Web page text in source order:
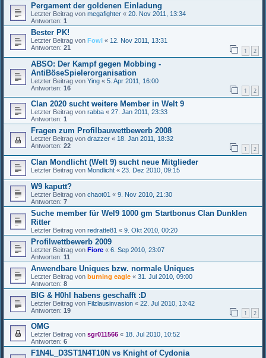
Pergament der goldenen Einladung
Letzter Beitrag von megafighter « 20. Nov 2011, 13:34
Antworten: 1
Bester PK!
Letzter Beitrag von Fowl « 12. Nov 2011, 13:31
Antworten: 21 1 2
ABSO: Der Kampf gegen Mobbing -
AntiBöseSpielerorganisation
Letzter Beitrag von Ying « 5. Apr 2011, 16:00
Antworten: 16 1 2
Clan 2020 sucht weitere Member in Welt 9
Letzter Beitrag von rabba « 27. Jan 2011, 23:33
Antworten: 1
Fragen zum Profilbauwettbewerb 2008
Letzter Beitrag von drazzer « 18. Jan 2011, 18:32
Antworten: 22 1 2
Clan Mondlicht (Welt 9) sucht neue Mitglieder
Letzter Beitrag von Mondlicht « 23. Dez 2010, 09:15
W9 kaputt?
Letzter Beitrag von chaot01 « 9. Nov 2010, 21:30
Antworten: 7
Suche member für Wel9 1000 gm Startbonus Clan Dunklen
Ritter
Letzter Beitrag von redratte81 « 9. Okt 2010, 00:20
Profilwettbewerb 2009
Letzter Beitrag von Fiore « 6. Sep 2010, 23:07
Antworten: 11
Anwendbare Uniques bzw. normale Uniques
Letzter Beitrag von burning eagle « 31. Jul 2010, 09:00
Antworten: 8
BIG & H0hl habens geschafft :D
Letzter Beitrag von Filzlausinvasion « 22. Jul 2010, 13:42
Antworten: 19 1 2
OMG
Letzter Beitrag von sgr011566 « 18. Jul 2010, 10:52
Antworten: 6
F1N4L_D3ST1N4T10N vs Knight of Cydonia